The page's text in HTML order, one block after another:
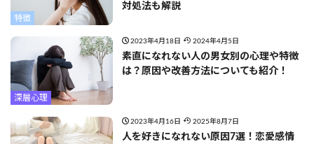
特徴
対処法も解説
深層心理
2023年4月18日 2024年4月5日
素直になれない人の男女別の心理や特徴
は？原因や改善方法についても紹介！
2023年4月16日 2025年8月7日
人を好きになれない原因7選！恋愛感情